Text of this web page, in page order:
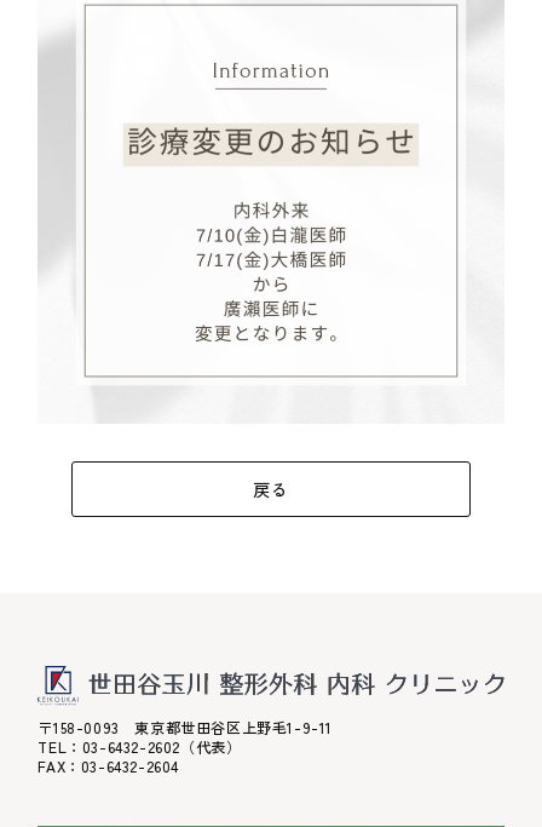
戻る
〒158-0093 東京都世田谷区上野毛1-9-11
TEL： 03-6432-2602 （代表）
FAX：03-6432-2604